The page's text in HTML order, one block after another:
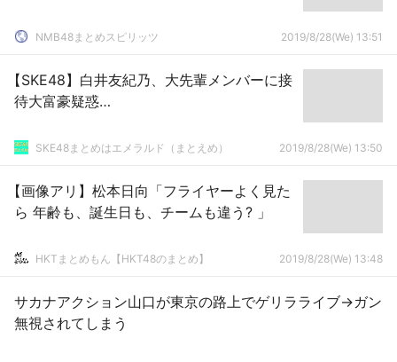
NMB48まとめスピリッツ 2019/8/28(We) 13:51
【SKE48】白井友紀乃、大先輩メンバーに接
待大富豪疑惑…
SKE48まとめはエメラルド（まとえめ） 2019/8/28(We) 13:50
【画像アリ】松本日向「フライヤーよく見た
ら 年齢も、誕生日も、チームも違う? 」
HKTまとめもん【HKT48のまとめ】 2019/8/28(We) 13:48
サカナアクション山口が東京の路上でゲリラライブ→ガン
無視されてしまう